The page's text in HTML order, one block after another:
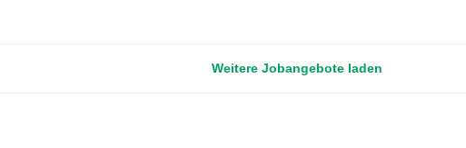
Weitere Jobangebote laden